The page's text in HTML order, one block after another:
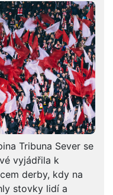
Tribuna Sever se
vyjádřila k
derby, kdy na
stovky lidí a